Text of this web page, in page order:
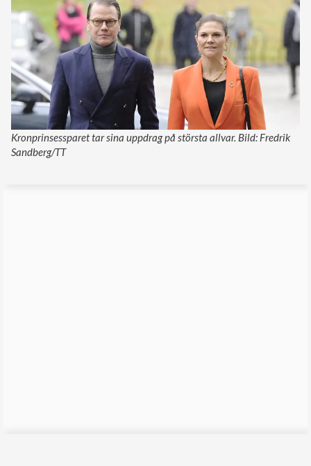
Kronprinsessparet tar sina uppdrag på största allvar. Bild: Fredrik
Sandberg/TT